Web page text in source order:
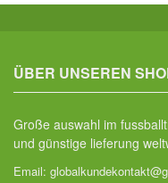
ÜBER UNSEREN
Große auswahl im
und günstige lieferung
Email: